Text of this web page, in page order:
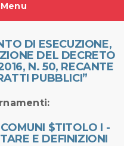
DI ESECUZIONE,
DEL DECRETO
N. 50, RECANTE
PUBBLICI”
$TITOLO I -
E DEFINIZIONI